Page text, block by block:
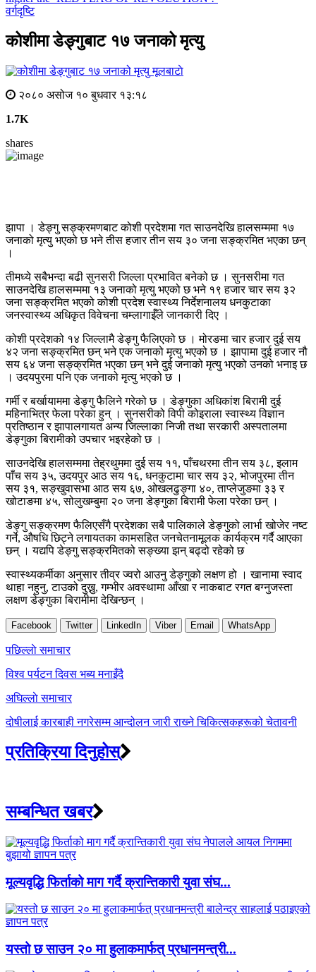
वर्गदृष्टि
कोशीमा डेङ्गुबाट १७ जनाको मृत्यु
मूलबाटाे
२०८० असोज १० बुधवार १३:१८
1.7K
shares
झापा । डेङ्गु सङ्क्रमणबाट कोशी प्रदेशमा गत साउनदेखि हालसम्ममा १७
जनाको मृत्यु भएको छ भने तीस हजार तीन सय ३० जना सङ्क्रमित भएका छन्
।
तीमध्ये सबैभन्दा बढी सुनसरी जिल्ला प्रभावित बनेको छ । सुनसरीमा गत
साउनदेखि हालसम्ममा १३ जनाको मृत्यु भएको छ भने १९ हजार चार सय ३२
जना सङ्क्रमित भएको कोशी प्रदेश स्वास्थ्य निर्देशनालय धनकुटाका
जनस्वास्थ्य अधिकृत विवेचना चम्लागाईँले जानकारी दिए ।
कोशी प्रदेशको १४ जिल्लामै डेङ्गु फैलिएको छ । मोरङमा चार हजार दुई सय
४२ जना सङ्क्रमित छन् भने एक जनाको मृत्यु भएको छ । झापामा दुई हजार नौ
सय ६४ जना सङ्क्रमित भएका छन् भने दुई जनाको मृत्यु भएको उनको भनाइ छ
। उदयपुरमा पनि एक जनाको मृत्यु भएको छ ।
गर्मी र बर्खायाममा डेङ्गु फैलिने गरेको छ । डेङ्गुका अधिकांश बिरामी दुई
महिनाभित्र फेला परेका हुन् । सुनसरीको विपी कोइराला स्वास्थ्य विज्ञान
प्रतिष्ठान र झापालगायत अन्य जिल्लाका निजी तथा सरकारी अस्पतालमा
डेङ्गुका बिरामीको उपचार भइरहेको छ ।
साउनदेखि हालसम्ममा तेह्रथुममा दुई सय ११, पाँचथरमा तीन सय ३८, इलाम
पाँच सय ३५, उदयपुर आठ सय १६, धनकुटामा चार सय ३२, भोजपुरमा तीन
सय ३१, सङ्खुवासभा आठ सय ६७, ओखलढुङ्गा ४०, ताप्लेजुङमा ३३ र
खोटाङमा ४५, सोलुखम्बुमा २० जना डेङ्गुका बिरामी फेला परेका छन् ।
डेङ्गु सङ्क्रमण फैलिएसँगै प्रदेशका सबै पालिकाले डेङ्गुको लार्भा खोजेर नष्ट
गर्ने, औषधि छिट्ने लगायतका कामसहित जनचेतनामूलक कार्यक्रम गर्दै आएका
छन् । यद्यपि डेङ्गु सङ्क्रमितको सङ्ख्या झन् बढ्दो रहेको छ
स्वास्थ्यकर्मीका अनुसार तीव्र ज्वरो आउनु डेङ्गुको लक्षण हो । खानामा स्वाद
थाहा नहुनु, टाउको दुख्नु, गम्भीर अवस्थामा आँखा र नाकबाट रगत बग्नुजस्ता
लक्षण डेङ्गुका बिरामीमा देखिन्छन् ।
Facebook Twitter LinkedIn Viber Email WhatsApp
Post
navigation
पछिल्लाे समाचार
विश्व पर्यटन दिवस भब्य मनाइँदै
अघिल्लाे समाचार
दोषीलाई कारबाही नगरेसम्म आन्दोलन जारी राख्‍ने चिकित्सकहरूको चेतावनी
प्रतिक्रिया दिनुहोस्
सम्बन्धित खबर
मूल्यवृद्धि फिर्ताको माग गर्दै क्रान्तिकारी युवा संघ...
यस्तो छ साउन २० मा हुलाकमार्फत् प्रधानमन्त्री...